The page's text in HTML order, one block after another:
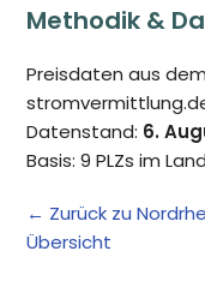
Methodik &
Preisdaten aus
Datenstand: 6.
Basis: 9 PLZs im
← Zurück zu
Übersicht